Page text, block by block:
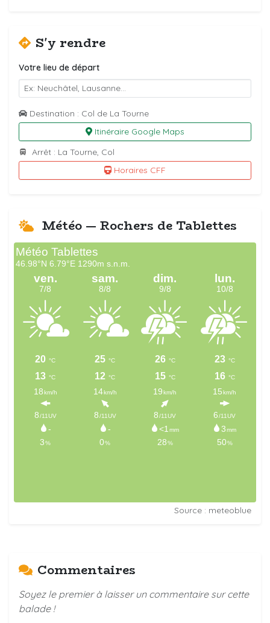
S'y rendre
Votre lieu de départ
Destination : Col de La Tourne
Itinéraire Google Maps
Arrêt : La Tourne, Col
Horaires CFF
Météo — Rochers de Tablettes
Source : meteoblue
Commentaires
Soyez le premier à laisser un commentaire sur cette
balade !